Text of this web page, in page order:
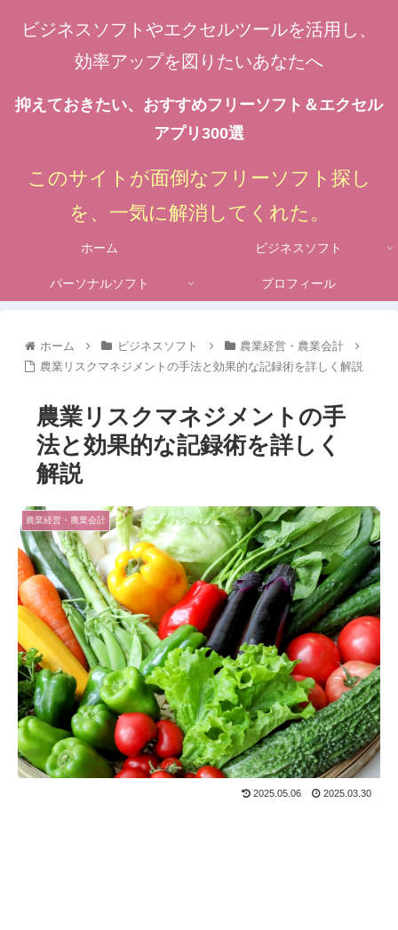
ビジネスソフトやエクセルツールを活用し、
効率アップを図りたいあなたへ
抑えておきたい、おすすめフリーソフト＆エクセル
アプリ300選
このサイトが面倒なフリーソフト探し
を、一気に解消してくれた。
ホーム ビジネスソフト
パーソナルソフト プロフィール
ホーム ビジネスソフト
農業経営・農業会計
農業リスクマネジメントの手法と効果的な記録術を詳しく解説
農業リスクマネジメントの手
法と効果的な記録術を詳しく
解説
農業経営・農業会計
2025.05.06 2025.03.30